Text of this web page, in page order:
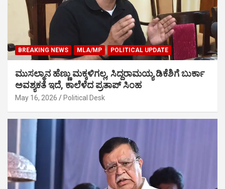
BREAKING NEWS MLA/MP POLITICAL UPDATE
ಮುಸಲ್ಮಾನ ಹೆಣ್ಣು ಮಕ್ಕಳಿಗಲ್ಲ, ಸಿದ್ದರಾಮಯ್ಯ ಡಿಕೆಶಿಗೆ ಬುರ್ಕಾ
ಅವಶ್ಯಕತೆ ಇದೆ, ಕಾಲೆಳೆದ ಪ್ರತಾಪ್ ಸಿಂಹ
May 16, 2026 Political Desk